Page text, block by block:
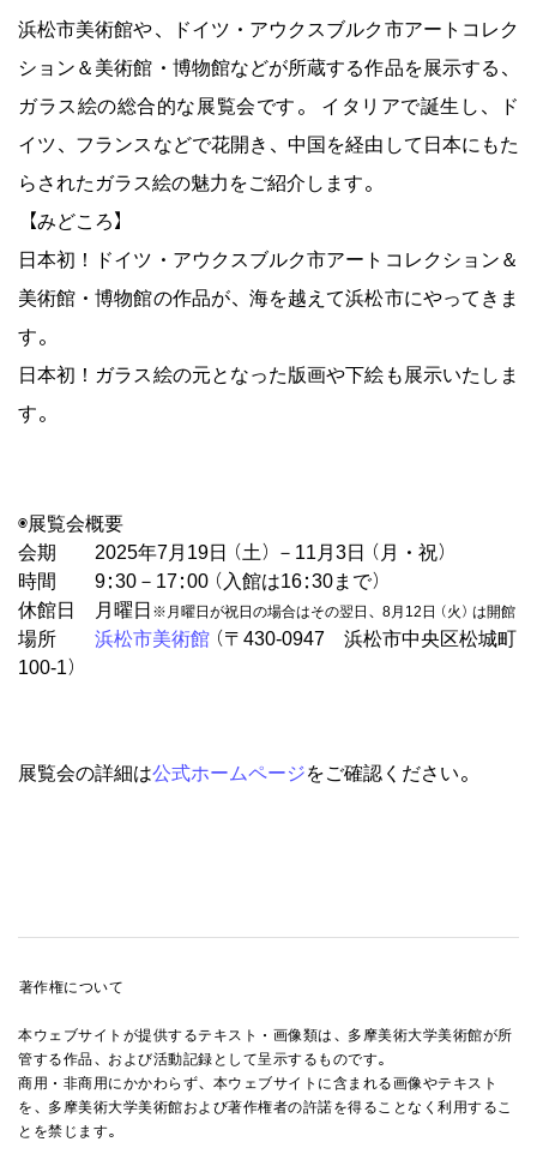
－以下、浜松市美術館の展覧会情報より－
浜松市美術館や、ドイツ・アウクスブルク市アートコレク
ション＆美術館・博物館などが所蔵する作品を展示する、
ガラス絵の総合的な展覧会です。 イタリアで誕生し、ド
イツ、フランスなどで花開き、中国を経由して日本にもた
らされたガラス絵の魅力をご紹介します。
【みどころ】
日本初！ドイツ・アウクスブルク市アートコレクション＆
美術館・博物館の作品が、海を越えて浜松市にやってきま
す。
日本初！ガラス絵の元となった版画や下絵も展示いたしま
す。
◉展覧会概要
会期 2025年7月19日（土）－11月3日（月・祝）
時間 9:30－17:00（入館は16:30まで）
休館日 月曜日
場所 浜松市美術館 （〒430-0947 浜松市中央区松城町
100-1）
展覧会の詳細は公式ホームページをご確認ください。
著作権について
本ウェブサイトが提供するテキスト・画像類は、多摩美術大学美術館が所
管する作品、および活動記録として呈示するものです。
商用・非商用にかかわらず、本ウェブサイトに含まれる画像やテキスト
を、多摩美術大学美術館および著作権者の許諾を得ることなく利用するこ
とを禁じます。